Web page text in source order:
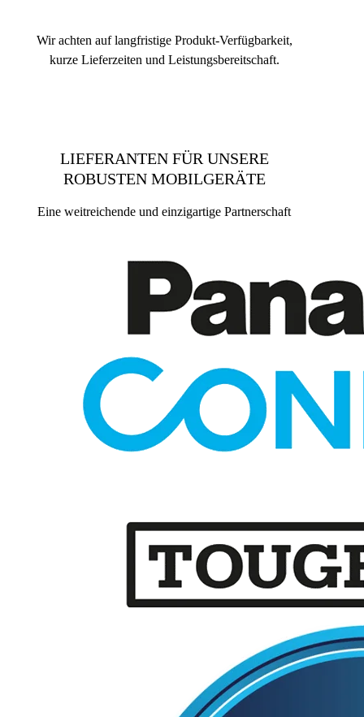
Wir achten auf langfristige Produkt-Verfügbarkeit,
kurze Lieferzeiten und Leistungsbereitschaft.
LIEFERANTEN FÜR UNSERE
ROBUSTEN MOBILGERÄTE
Eine weitreichende und einzigartige Partnerschaft